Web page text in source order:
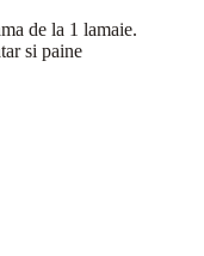
de la 1 lamaie.
si paine